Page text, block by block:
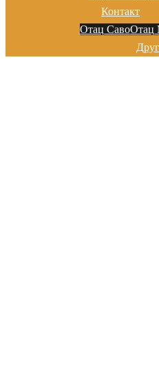
Контакт
Отац СавоОтац